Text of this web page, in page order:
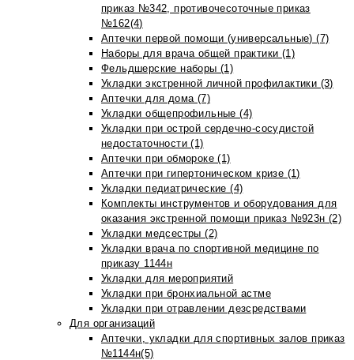
приказ №342, противочесоточные приказ
№162(4)
Аптечки первой помощи (универсальные) (7)
Наборы для врача общей практики (1)
Фельдшерские наборы (1)
Укладки экстренной личной профилактики (3)
Аптечки для дома (7)
Укладки общепрофильные (4)
Укладки при острой сердечно-сосудистой
недостаточности (1)
Аптечки при обмороке (1)
Аптечки при гипертоническом кризе (1)
Укладки педиатрические (4)
Комплекты инструментов и оборудования для
оказания экстренной помощи приказ №923н (2)
Укладки медсестры (2)
Укладки врача по спортивной медицине по
приказу 1144н
Укладки для мероприятий
Укладки при бронхиальной астме
Укладки при отравлении дезсредствами
Для организаций
Аптечки, укладки для спортивных залов приказ
№1144н(5)